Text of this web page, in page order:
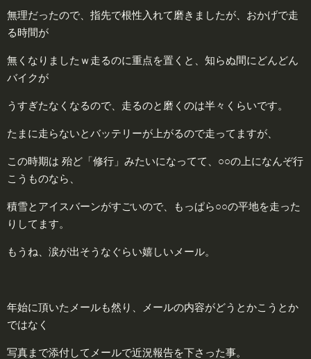
無理だったので、指先で根性入れて磨きましたが、 おかげで走
る時間が
無くなりましたｗ走るのに重点を置くと、知らぬ間にどんどん
バイクが
うすぎたなくなるので、走るのと磨くのは半々くらいです。
たまに走らないとバッテリーが上がるので走ってますが、
この時期は 殆ど「修行」みたいになってて、○○の上になんぞ行
こうものなら、
積雪とアイスバーンがすごいので、もっぱら○○の平地を走った
りしてます。
もうね、涙が出そうなぐらい嬉しいメール。
年始に頂いたメールも然り、メールの内容がどうとかこうとか
ではなく
写真まで添付してメールで近況報告を下さった事。